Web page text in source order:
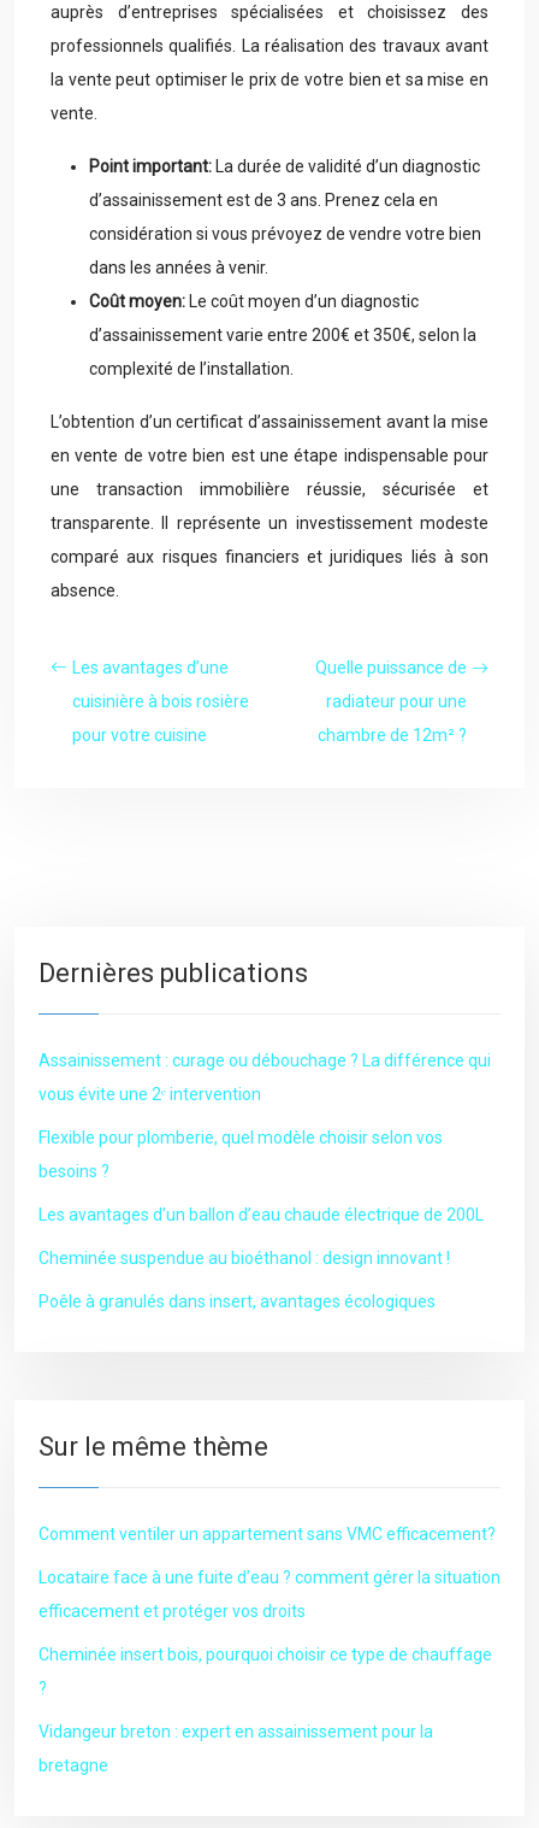
auprès d’entreprises spécialisées et choisissez des
professionnels qualifiés. La réalisation des travaux avant
la vente peut optimiser le prix de votre bien et sa mise en
vente.
Point important: La durée de validité d’un diagnostic
d’assainissement est de 3 ans. Prenez cela en
considération si vous prévoyez de vendre votre bien
dans les années à venir.
Coût moyen: Le coût moyen d’un diagnostic
d’assainissement varie entre 200€ et 350€, selon la
complexité de l’installation.
L’obtention d’un certificat d’assainissement avant la mise
en vente de votre bien est une étape indispensable pour
une transaction immobilière réussie, sécurisée et
transparente. Il représente un investissement modeste
comparé aux risques financiers et juridiques liés à son
absence.
Les avantages d’une
cuisinière à bois rosière
pour votre cuisine
Quelle puissance de
radiateur pour une
chambre de 12m² ?
Dernières publications
Assainissement : curage ou débouchage ? La différence qui
vous évite une 2ᵉ intervention
Flexible pour plomberie, quel modèle choisir selon vos
besoins ?
Les avantages d’un ballon d’eau chaude électrique de 200L
Cheminée suspendue au bioéthanol : design innovant !
Poêle à granulés dans insert, avantages écologiques
Sur le même thème
Comment ventiler un appartement sans VMC efficacement?
Locataire face à une fuite d’eau ? comment gérer la situation
efficacement et protéger vos droits
Cheminée insert bois, pourquoi choisir ce type de chauffage
?
Vidangeur breton : expert en assainissement pour la
bretagne